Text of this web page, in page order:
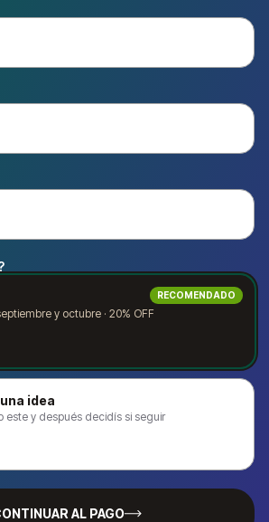
RECOMENDADO
y octubre · 20% OFF
idea
este y después decidís si seguir
AL PAGO